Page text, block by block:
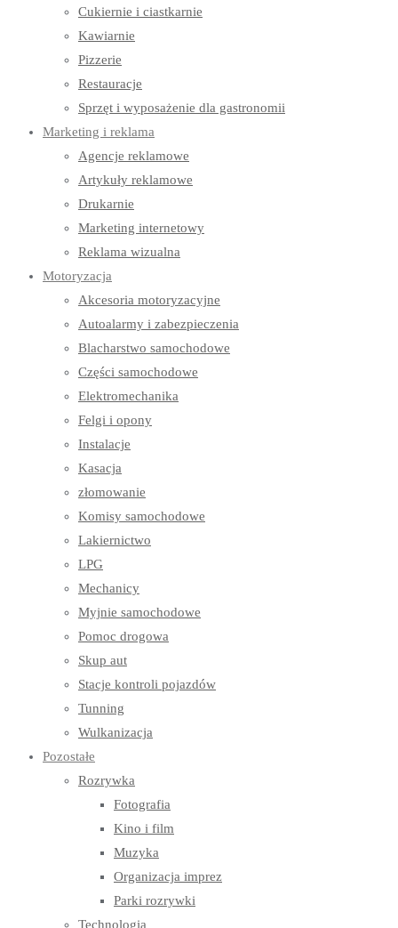
Cukiernie i ciastkarnie
Kawiarnie
Pizzerie
Restauracje
Sprzęt i wyposażenie dla gastronomii
Marketing i reklama
Agencje reklamowe
Artykuły reklamowe
Drukarnie
Marketing internetowy
Reklama wizualna
Motoryzacja
Akcesoria motoryzacyjne
Autoalarmy i zabezpieczenia
Blacharstwo samochodowe
Części samochodowe
Elektromechanika
Felgi i opony
Instalacje
Kasacja
złomowanie
Komisy samochodowe
Lakiernictwo
LPG
Mechanicy
Myjnie samochodowe
Pomoc drogowa
Skup aut
Stacje kontroli pojazdów
Tunning
Wulkanizacja
Pozostałe
Rozrywka
Fotografia
Kino i film
Muzyka
Organizacja imprez
Parki rozrywki
Technologia